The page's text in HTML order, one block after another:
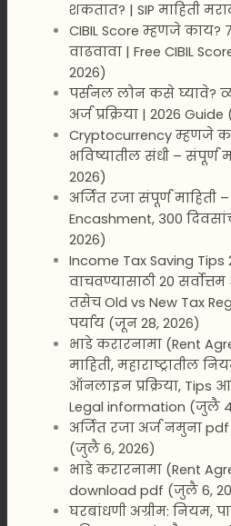
शकतात? | SIP माहिती
CIBIL Score म्हणजे काय?
वाढवावा | Free CIBIL
2026)
पर्सनल लोन कसे घ्यावे?
अर्ज प्रक्रिया | 2026
Cryptocurrency म्हणजे
भविष्यातील संधी – संपूर्ण
2026)
अर्जित रजा संपूर्ण माहिती
Encashment, 300
2026)
Income Tax Saving
वाचवण्यासाठी 20
तसेच Old vs New Tax
पर्याय (जून 28, 2026)
भाडे करारनामा (Rent
माहिती, महाराष्ट्रातील
ऑनलाइन प्रक्रिया, Tips
Legal information (जुलै
अर्जित रजा अर्ज नमुना
(जुलै 6, 2026)
भाडे करारनामा (Rent
download pdf (जुलै 6,
घरबांधणी अग्रीम: नियम,